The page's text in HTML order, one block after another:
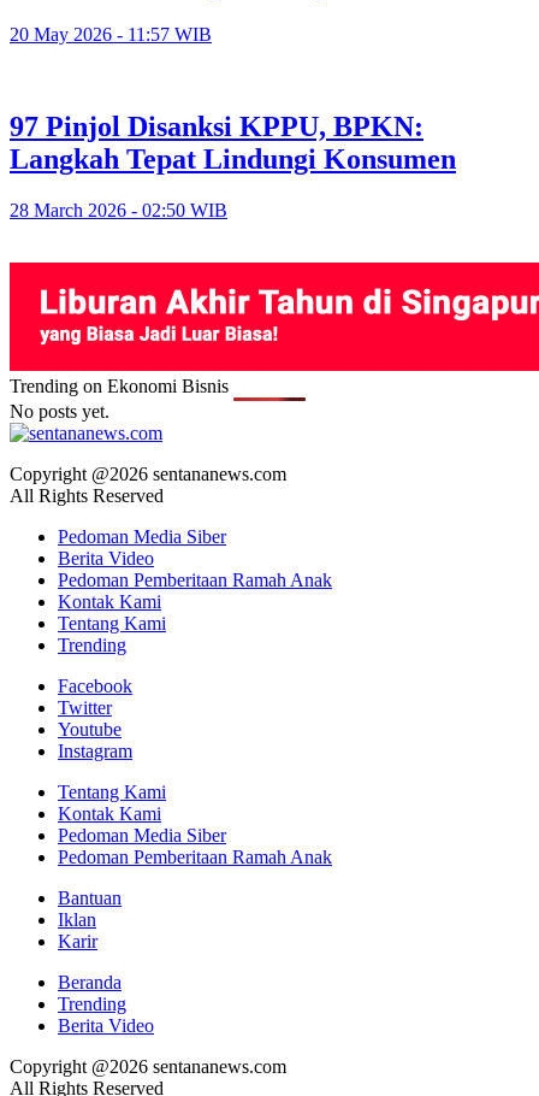
20 May 2026 - 11:57 WIB
97 Pinjol Disanksi KPPU, BPKN:
Langkah Tepat Lindungi Konsumen
28 March 2026 - 02:50 WIB
Trending on Ekonomi Bisnis
No posts yet.
Copyright @2026 sentananews.com
All Rights Reserved
Pedoman Media Siber
Berita Video
Pedoman Pemberitaan Ramah Anak
Kontak Kami
Tentang Kami
Trending
Facebook
Twitter
Youtube
Instagram
Tentang Kami
Kontak Kami
Pedoman Media Siber
Pedoman Pemberitaan Ramah Anak
Bantuan
Iklan
Karir
Beranda
Trending
Berita Video
Copyright @2026 sentananews.com
All Rights Reserved